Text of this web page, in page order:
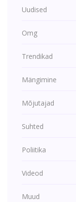
Uudised
Omg
Trendikad
Mängimine
Mõjutajad
Suhted
Poliitika
Videod
Muud